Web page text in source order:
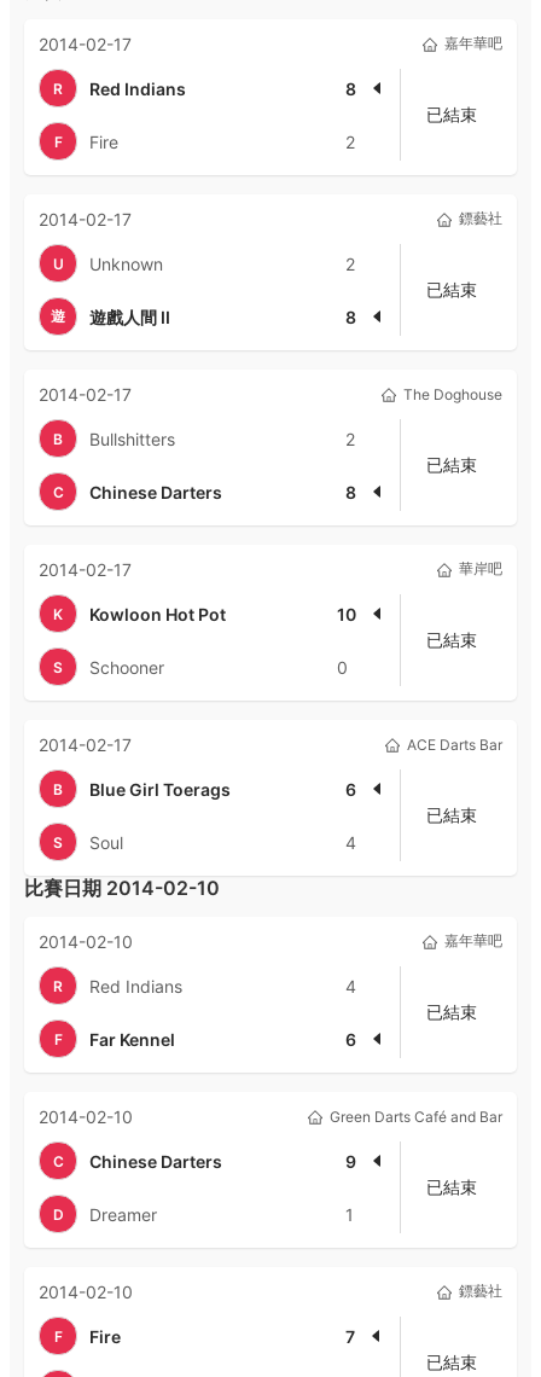
2014-02-17 嘉年華吧
R Red Indians 8
F Fire 2
已結束
2014-02-17 鏢藝社
U Unknown 2
遊 遊戲人間 II 8
已結束
2014-02-17 The Doghouse
B Bullshitters 2
C Chinese Darters 8
已結束
2014-02-17 華岸吧
K Kowloon Hot Pot 10
S Schooner 0
已結束
2014-02-17 ACE Darts Bar
B Blue Girl Toerags 6
S Soul 4
已結束
比賽日期 2014-02-10
2014-02-10 嘉年華吧
R Red Indians 4
F Far Kennel 6
已結束
2014-02-10 Green Darts Café and Bar
C Chinese Darters 9
D Dreamer 1
已結束
2014-02-10 鏢藝社
F Fire 7
已結束